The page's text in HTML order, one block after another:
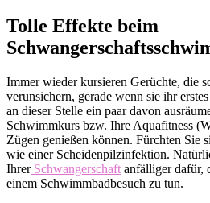
Tolle Effekte beim
Immer wieder kursieren Gerüchte, die
verunsichern, gerade wenn sie ihr erstes
an dieser Stelle ein paar davon
Schwimmkurs bzw. Ihre Aquafitness
Zügen genießen können. Fürchten Sie
wie einer Scheidenpilzinfektion.
IhrerSchwangerschaft anfälliger dafür,
einem Schwimmbadbesuch zu tun.